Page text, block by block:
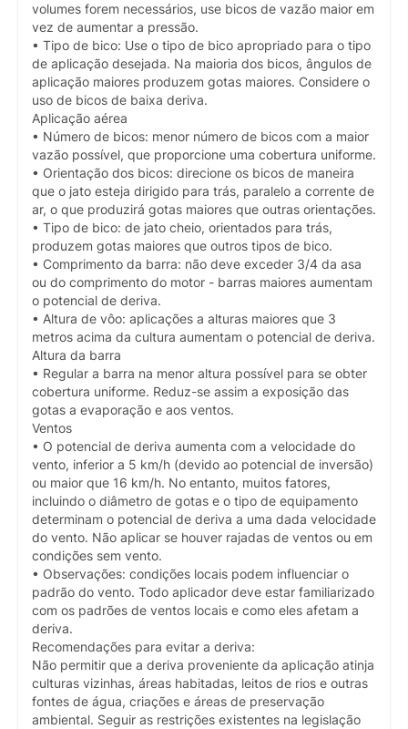
volumes forem necessários, use bicos de vazão maior em
vez de aumentar a pressão.
• Tipo de bico: Use o tipo de bico apropriado para o tipo
de aplicação desejada. Na maioria dos bicos, ângulos de
aplicação maiores produzem gotas maiores. Considere o
uso de bicos de baixa deriva.
Aplicação aérea
• Número de bicos: menor número de bicos com a maior
vazão possível, que proporcione uma cobertura uniforme.
• Orientação dos bicos: direcione os bicos de maneira
que o jato esteja dirigido para trás, paralelo a corrente de
ar, o que produzirá gotas maiores que outras orientações.
• Tipo de bico: de jato cheio, orientados para trás,
produzem gotas maiores que outros tipos de bico.
• Comprimento da barra: não deve exceder 3/4 da asa
ou do comprimento do motor - barras maiores aumentam
o potencial de deriva.
• Altura de vôo: aplicações a alturas maiores que 3
metros acima da cultura aumentam o potencial de deriva.
Altura da barra
• Regular a barra na menor altura possível para se obter
cobertura uniforme. Reduz-se assim a exposição das
gotas a evaporação e aos ventos.
Ventos
• O potencial de deriva aumenta com a velocidade do
vento, inferior a 5 km/h (devido ao potencial de inversão)
ou maior que 16 km/h. No entanto, muitos fatores,
incluindo o diâmetro de gotas e o tipo de equipamento
determinam o potencial de deriva a uma dada velocidade
do vento. Não aplicar se houver rajadas de ventos ou em
condições sem vento.
• Observações: condições locais podem influenciar o
padrão do vento. Todo aplicador deve estar familiarizado
com os padrões de ventos locais e como eles afetam a
deriva.
Recomendações para evitar a deriva:
Não permitir que a deriva proveniente da aplicação atinja
culturas vizinhas, áreas habitadas, leitos de rios e outras
fontes de água, criações e áreas de preservação
ambiental. Seguir as restrições existentes na legislação